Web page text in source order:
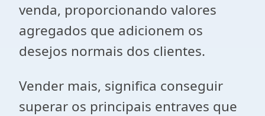
venda, proporcionando valores
agregados que adicionem os
desejos normais dos clientes.
Vender mais, significa conseguir
superar os principais entraves que